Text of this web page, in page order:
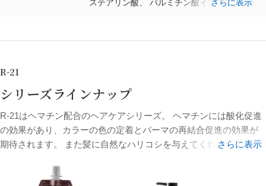
ステアリン酸、 パルミチン酸インプロピ
ドウ フォーム油、マカデミア種子油、アン
油、 アボカド油、カニナバラ果実油、オレ
ス、月見草油、カミツレ花エキス、 ローズ
マリー葉エキス、シナノキエキス、トコフェ
ロール、 イソノナン酸イソノニル、セバシ
さらに表示
R-21
シリーズラインナップ
R-21はヘマチン配合のヘアケアシリーズ。 ヘマチンには酸化促進
の効果があり、カラーの色の定着とパーマの再結合促進の効果が
期待されます。 また髪に自然なハリコシを与えてくれる効果もあ
さらに表示